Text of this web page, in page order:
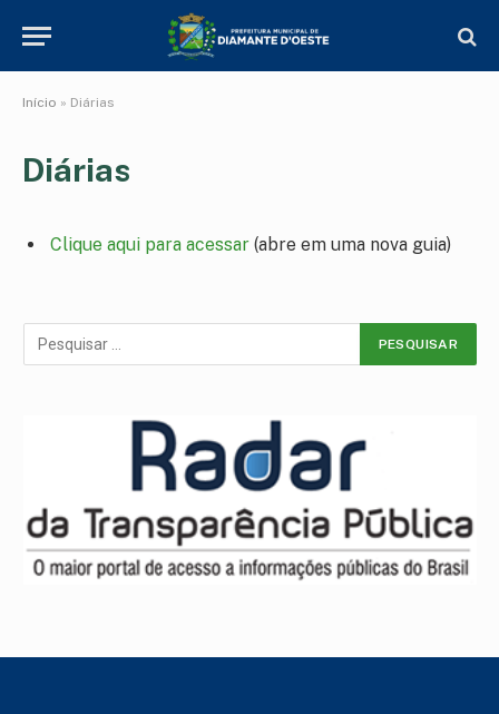
Início » Diárias
Diárias
Clique aqui para acessar (abre em uma nova guia)